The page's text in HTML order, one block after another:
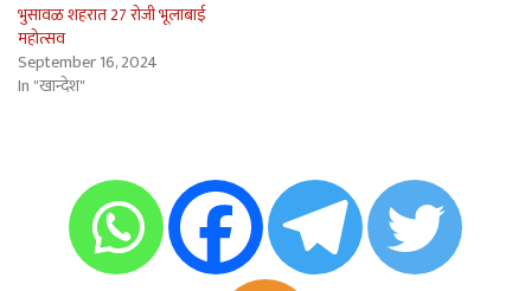
भुसावळ शहरात 27 रोजी भूलाबाई
महोत्सव
September 16, 2024
In "खान्देश"